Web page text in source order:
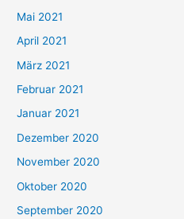
h
:
Mai 2021
April 2021
März 2021
Februar 2021
Januar 2021
Dezember 2020
November 2020
Oktober 2020
September 2020